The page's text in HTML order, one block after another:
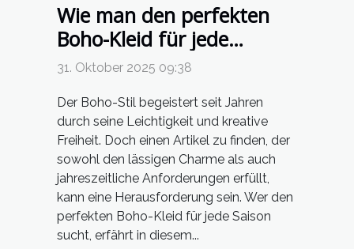
Wie man den perfekten
Boho-Kleid für jede
Jahreszeit auswählt?
31. Oktober 2025 09:38
Der Boho-Stil begeistert seit Jahren
durch seine Leichtigkeit und kreative
Freiheit. Doch einen Artikel zu finden, der
sowohl den lässigen Charme als auch
jahreszeitliche Anforderungen erfüllt,
kann eine Herausforderung sein. Wer den
perfekten Boho-Kleid für jede Saison
sucht, erfährt in diesem...